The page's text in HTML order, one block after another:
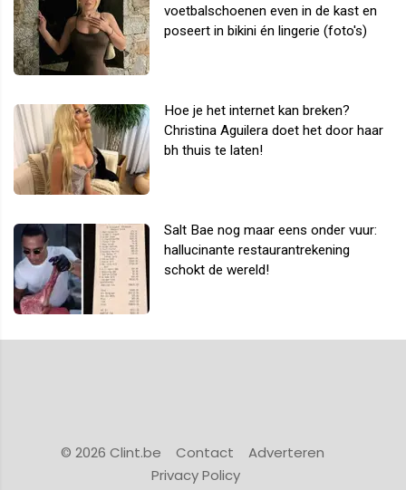
voetbalschoenen even in de kast en
poseert in bikini én lingerie (foto's)
Hoe je het internet kan breken?
Christina Aguilera doet het door haar
bh thuis te laten!
Salt Bae nog maar eens onder vuur:
hallucinante restaurantrekening
schokt de wereld!
© 2026 Clint.be Contact
Adverteren
Privacy Policy